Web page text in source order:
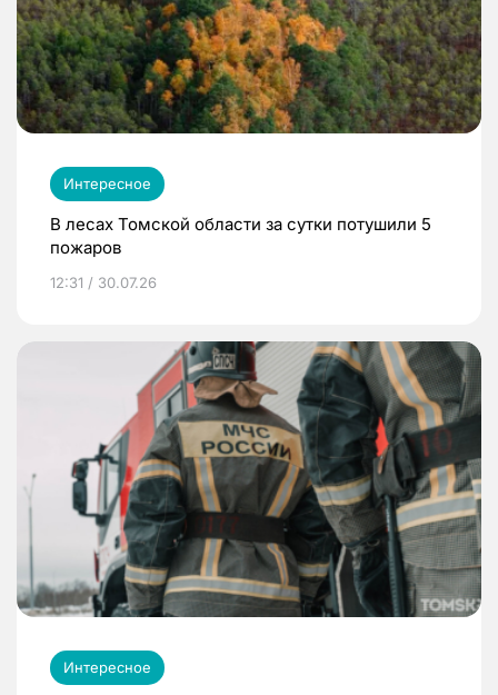
Интересное
В лесах Томской области за сутки потушили 5
пожаров
12:31 / 30.07.26
Интересное